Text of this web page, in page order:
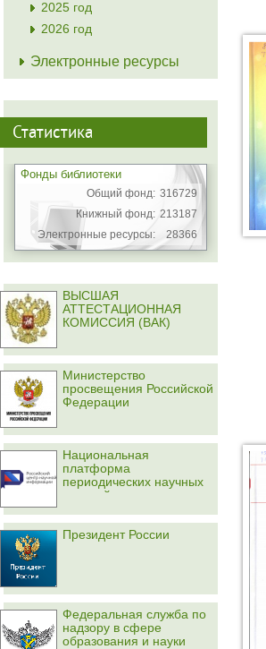
2025 год
2026 год
Электронные ресурсы
Статистика
Фонды библиотеки
Общий фонд: 316729
Книжный фонд: 213187
Электронные ресурсы:
28366
ВЫСШАЯ
АТТЕСТАЦИОННАЯ
КОМИССИЯ (ВАК)
Министерство
просвещения Российской
Федерации
Национальная
платформа
периодических научных
изданий
Президент России
Федеральная служба по
надзору в сфере
образования и науки